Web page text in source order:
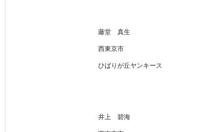
藤堂 真生
西東京市
ひばりが丘ヤンキース
井上 碧海